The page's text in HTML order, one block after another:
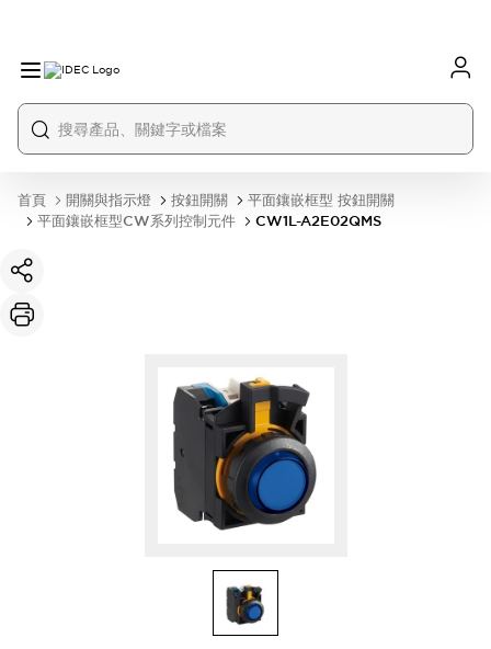
首頁 開關與指示燈 按鈕開關
平面鑲嵌框型 按鈕開關
平面鑲嵌框型CW系列控制元件
CW1L-A2E02QMS